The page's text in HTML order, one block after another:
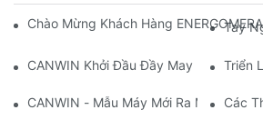
Chào Mừng Khách Hàng Tay
CANWIN Khởi Đầu Đầy May Mắn, Bắt
Triển
CANWIN - Mẫu Máy Mới Ra Mắt -Các